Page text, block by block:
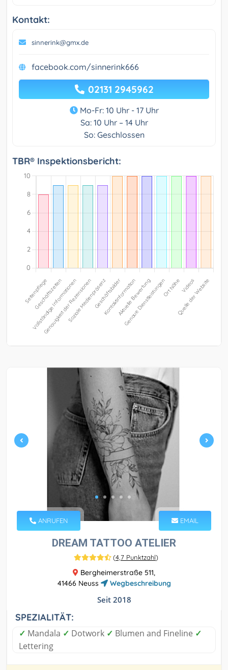
Kontakt:
sinnerink@gmx.de
facebook.com/sinnerink666
02131 2945962
Mo-Fr: 10 Uhr - 17 Uhr
Sa: 10 Uhr – 14 Uhr
So: Geschlossen
TBR® Inspektionsbericht:
ANRUFEN EMAIL
DREAM TATTOO ATELIER
(4,7 Punktzahl)
Bergheimerstraße 511,
41466 Neuss
Wegbeschreibung
Seit 2018
SPEZIALITÄT:
✓ Mandala ✓ Dotwork ✓ Blumen and Fineline ✓
Lettering